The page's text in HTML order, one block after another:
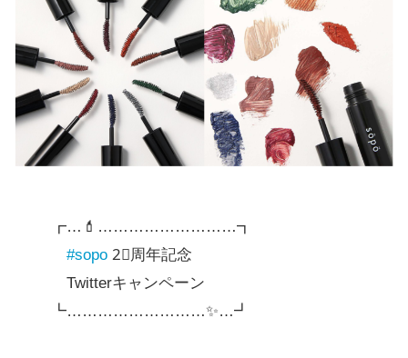
┏…💄………………………┓
#sopo 2⃣周年記念
Twitterキャンペーン
┗………………………✨…┛